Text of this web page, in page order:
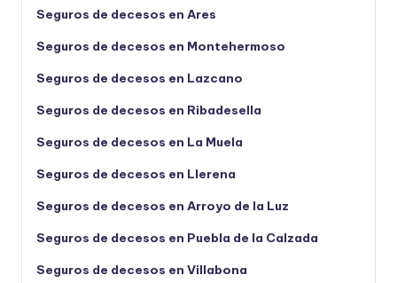
Seguros de decesos en Ares
Seguros de decesos en Montehermoso
Seguros de decesos en Lazcano
Seguros de decesos en Ribadesella
Seguros de decesos en La Muela
Seguros de decesos en Llerena
Seguros de decesos en Arroyo de la Luz
Seguros de decesos en Puebla de la Calzada
Seguros de decesos en Villabona